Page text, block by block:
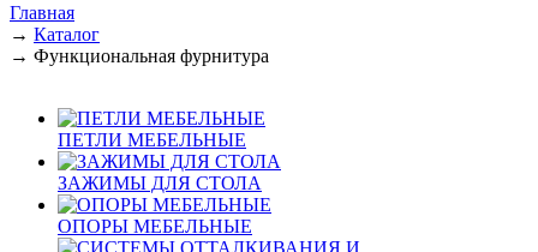
Главная
→ Каталог
→ Функциональная фурнитура
ПЕТЛИ МЕБЕЛЬНЫЕ
ЗАЖИМЫ ДЛЯ СТОЛА
ОПОРЫ МЕБЕЛЬНЫЕ